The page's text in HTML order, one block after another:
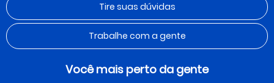
Tire suas dúvidas
Trabalhe com a gente
Você mais perto da gente